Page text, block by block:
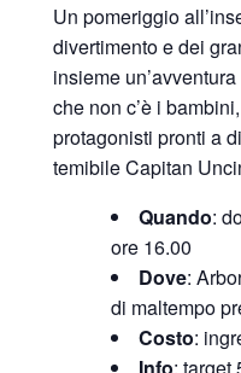
Un pomeriggio
divertimento e dei
insieme
che non c’è i
protagonisti pronti a
temibile Capitan
Quando:
ore 16.00
Dove:
di maltempo
Costo:
Info: target